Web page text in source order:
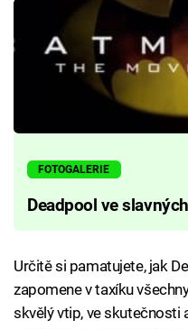
FOTOGALERIE
Deadpool ve
Určitě si pamatujete, jak
zapomene v taxíku
skvělý vtip, ve skutečnosti